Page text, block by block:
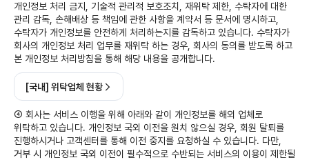
개인정보 처리 금지, 기술적 관리적 보호조치, 재위탁 제한, 수탁자에 대한
관리 감독, 손해배상 등 책임에 관한 사항을 계약서 등 문서에 명시하고,
수탁자가 개인정보를 안전하게 처리하는지를 감독하고 있습니다. 수탁자가
회사의 개인정보 처리 업무를 재위탁 하는 경우, 회사의 동의를 받도록 하고
본 개인정보 처리방침을 통해 해당 내용을 공개합니다.
[국내] 위탁업체 현황
④ 회사는 서비스 이행을 위해 아래와 같이 개인정보를 해외 업체로
위탁하고 있습니다. 개인정보 국외 이전을 원치 않으실 경우, 회원 탈퇴를
진행하시거나 고객센터를 통해 이전 중지를 요청하실 수 있습니다. 다만,
거부 시 개인정보 국외 이전이 필수적으로 수반되는 서비스의 이용이 제한될